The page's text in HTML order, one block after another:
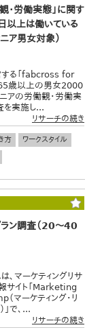
・労働実態」に関す
以上は働いている
ア男女対象）
する「fabcross for
65歳以上の男女2000
ニアの労働観・労働実
を実施し...
リサーチの続き
方
ワークスタイル
ン調査（20～40
、マーケティングリサ
サイト「Marketing
マーケティング・リ
」で、...
リサーチの続き